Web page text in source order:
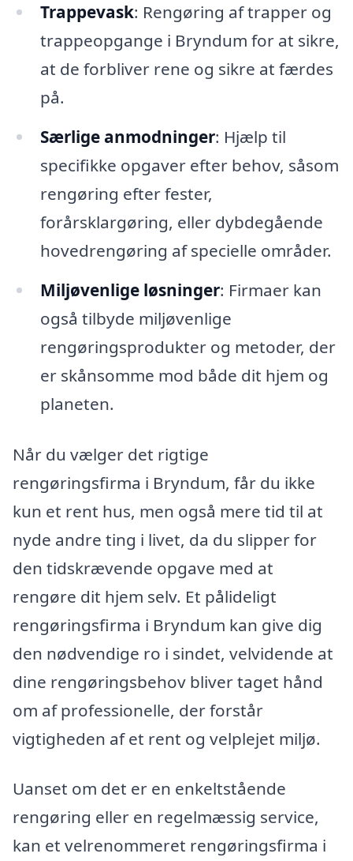
Trappevask: Rengøring af trapper og
trappeopgange i Bryndum for at sikre,
at de forbliver rene og sikre at færdes
på.
Særlige anmodninger: Hjælp til
specifikke opgaver efter behov, såsom
rengøring efter fester,
forårsklargøring, eller dybdegående
hovedrengøring af specielle områder.
Miljøvenlige løsninger: Firmaer kan
også tilbyde miljøvenlige
rengøringsprodukter og metoder, der
er skånsomme mod både dit hjem og
planeten.
Når du vælger det rigtige
rengøringsfirma i Bryndum, får du ikke
kun et rent hus, men også mere tid til at
nyde andre ting i livet, da du slipper for
den tidskrævende opgave med at
rengøre dit hjem selv. Et pålideligt
rengøringsfirma i Bryndum kan give dig
den nødvendige ro i sindet, velvidende at
dine rengøringsbehov bliver taget hånd
om af professionelle, der forstår
vigtigheden af et rent og velplejet miljø.
Uanset om det er en enkeltstående
rengøring eller en regelmæssig service,
kan et velrenommeret rengøringsfirma i